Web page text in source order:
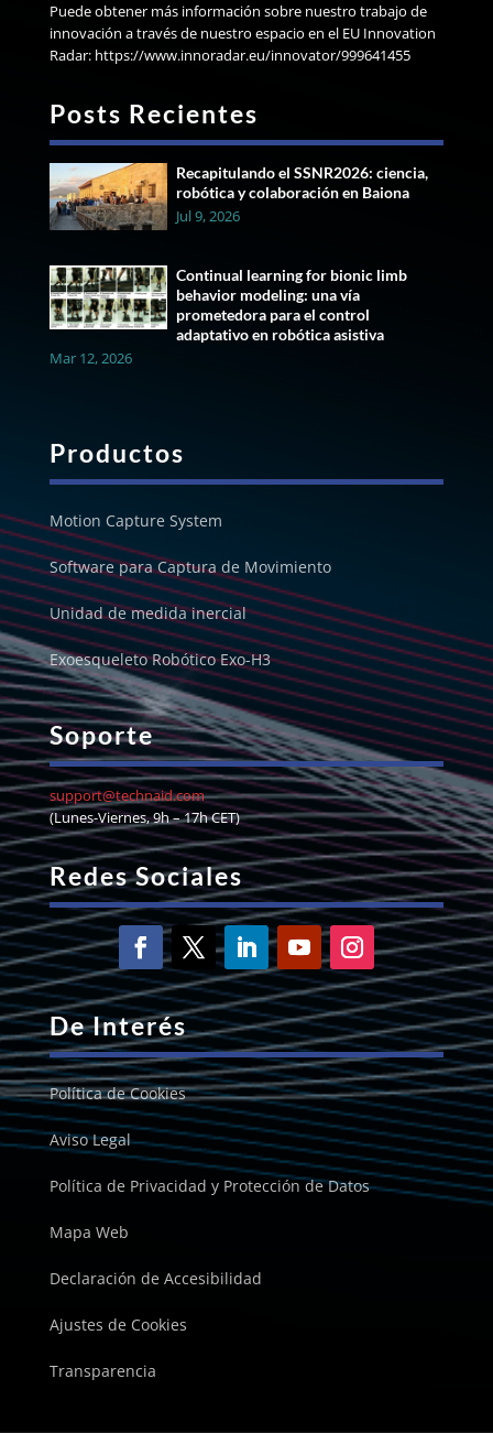
Puede obtener más información sobre nuestro trabajo de
innovación a través de nuestro espacio en el EU Innovation
Radar: https://www.innoradar.eu/innovator/999641455
Posts Recientes
Recapitulando el SSNR2026: ciencia,
robótica y colaboración en Baiona
Jul 9, 2026
Continual learning for bionic limb
behavior modeling: una vía
prometedora para el control
adaptativo en robótica asistiva
Mar 12, 2026
Productos
Motion Capture System
Software para Captura de Movimiento
Unidad de medida inercial
Exoesqueleto Robótico Exo-H3
Soporte
support@technaid.com
(Lunes-Viernes, 9h – 17h CET)
Redes Sociales
De Interés
Política de Cookies
Aviso Legal
Política de Privacidad y Protección de Datos
Mapa Web
Declaración de Accesibilidad
Ajustes de Cookies
Transparencia